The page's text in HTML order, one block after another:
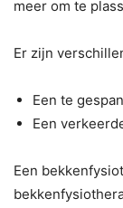
meer om te
Er zijn
Een te
Een
Een